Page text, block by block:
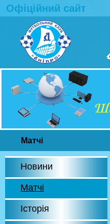
Офіційний сайт
Матчі
Новини
Матчі
Історія